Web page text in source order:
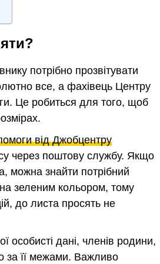
потрібно прозвітувати
все, а фахівець Центру
Це робиться для того, щоб
від Джобцентру
через поштову службу. Якщо
можна знайти потрібний
зеленим кольором, тому
до листа просять не
дані, членів родини,
за її межами. Важливо